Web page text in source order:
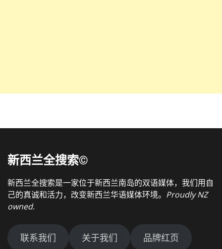
新西兰全搜索©
新西兰全搜索是一家位于新西兰南岛的双语媒体，我们用自
己的真诚和活力，改变新西兰华语媒体环境。 Proudly NZ
owned.
联系我们 关于我们 品牌红页